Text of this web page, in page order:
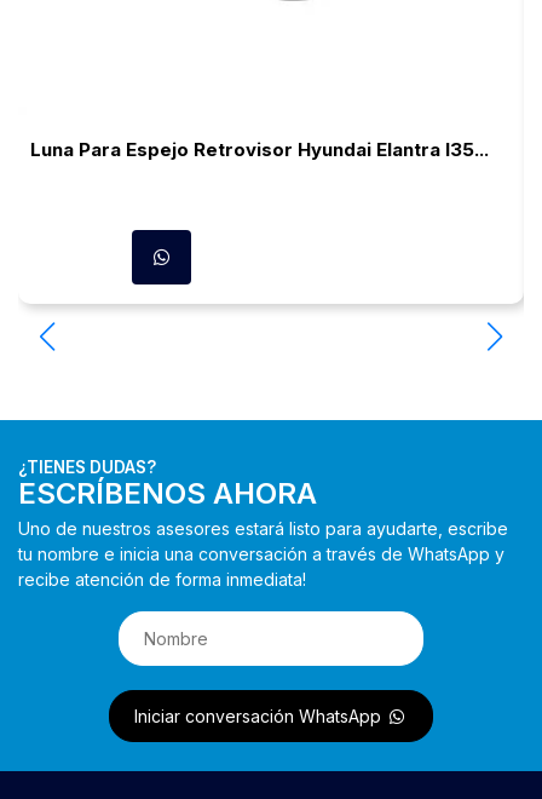
Luna Para Espejo Retrovisor Hyundai Elantra I35...
¿TIENES DUDAS?
ESCRÍBENOS AHORA
Uno de nuestros asesores estará listo para ayudarte, escribe
tu nombre e inicia una conversación a través de WhatsApp y
recibe atención de forma inmediata!
Iniciar conversación WhatsApp